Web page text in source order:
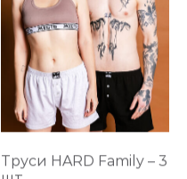
Труси HARD Fаmily – 3